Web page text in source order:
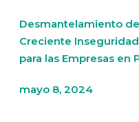
Desmantelamiento
Creciente
para las Empresas en
mayo 8, 2024